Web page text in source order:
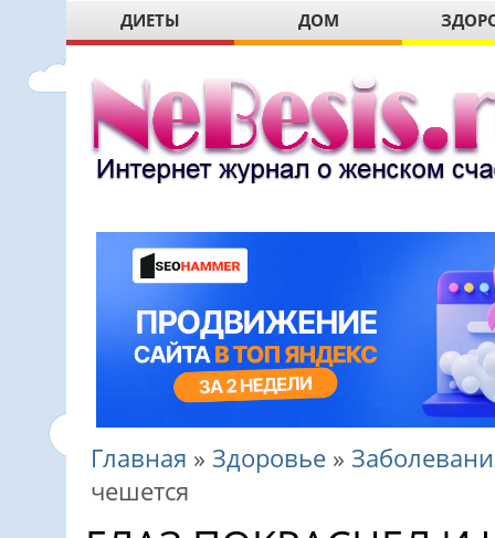
ДИЕТЫ ДОМ
Главная » Здоровье »
чешется